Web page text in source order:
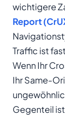
wichtigere
Report
Traffic ist
Wenn Ihr
Ihr Same-
Gegenteil